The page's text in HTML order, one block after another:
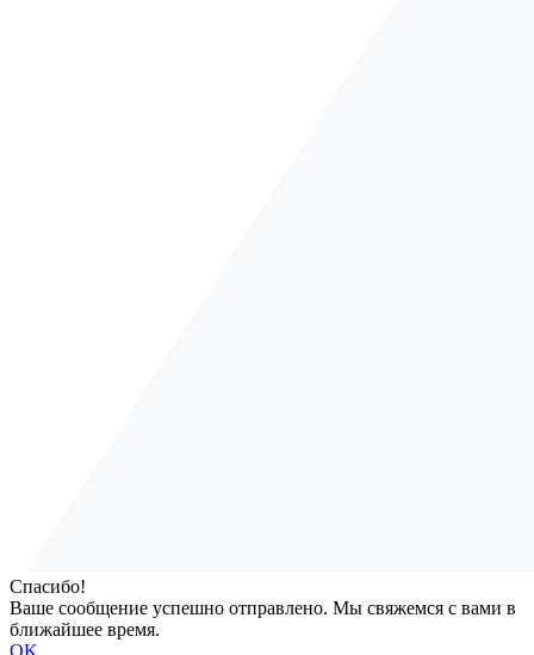
Спасибо!
Ваше сообщение успешно отправлено. Мы свяжемся с вами в
ближайшее время.
OK